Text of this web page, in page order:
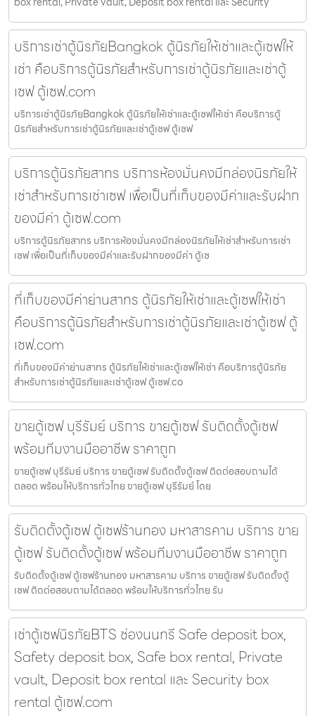
บริการเช่าตู้นิรภัยBangkok ตู้นิรภัยให้เช่าและตู้เซฟให้
เช่า คือบริการตู้นิรภัยสำหรับการเช่าตู้นิรภัยและเช่าตู้
เซฟ ตู้เซฟ.com
บริการเช่าตู้นิรภัยBangkok ตู้นิรภัยให้เช่าและตู้เซฟให้เช่า คือบริการตู้
นิรภัยสำหรับการเช่าตู้นิรภัยและเช่าตู้เซฟ ตู้เซฟ
บริการตู้นิรภัยสาทร บริการห้องมั่นคงมีกล่องนิรภัยให้
เช่าสำหรับการเช่าเซฟ เพื่อเป็นที่เก็บของมีค่าและรับฝาก
ของมีค่า ตู้เซฟ.com
บริการตู้นิรภัยสาทร บริการห้องมั่นคงมีกล่องนิรภัยให้เช่าสำหรับการเช่า
เซฟ เพื่อเป็นที่เก็บของมีค่าและรับฝากของมีค่า ตู้เซ
ที่เก็บของมีค่าย่านสาทร ตู้นิรภัยให้เช่าและตู้เซฟให้เช่า
คือบริการตู้นิรภัยสำหรับการเช่าตู้นิรภัยและเช่าตู้เซฟ ตู้
เซฟ.com
ที่เก็บของมีค่าย่านสาทร ตู้นิรภัยให้เช่าและตู้เซฟให้เช่า คือบริการตู้นิรภัย
สำหรับการเช่าตู้นิรภัยและเช่าตู้เซฟ ตู้เซฟ.co
ขายตู้เซฟ บุรีรัมย์ บริการ ขายตู้เซฟ รับติดตั้งตู้เซฟ
พร้อมทีมงานมืออาชีพ ราคาถูก
ขายตู้เซฟ บุรีรัมย์ บริการ ขายตู้เซฟ รับติดตั้งตู้เซฟ ติดต่อสอบถามได้
ตลอด พร้อมให้บริการทั่วไทย ขายตู้เซฟ บุรีรัมย์ โดย
รับติดตั้งตู้เซฟ ตู้เซฟร้านทอง มหาสารคาม บริการ ขาย
ตู้เซฟ รับติดตั้งตู้เซฟ พร้อมทีมงานมืออาชีพ ราคาถูก
รับติดตั้งตู้เซฟ ตู้เซฟร้านทอง มหาสารคาม บริการ ขายตู้เซฟ รับติดตั้งตู้
เซฟ ติดต่อสอบถามได้ตลอด พร้อมให้บริการทั่วไทย รับ
เช่าตู้เซฟนิรภัยBTS ช่องนนทรี Safe deposit box,
Safety deposit box, Safe box rental, Private
vault, Deposit box rental และ Security box
rental ตู้เซฟ.com